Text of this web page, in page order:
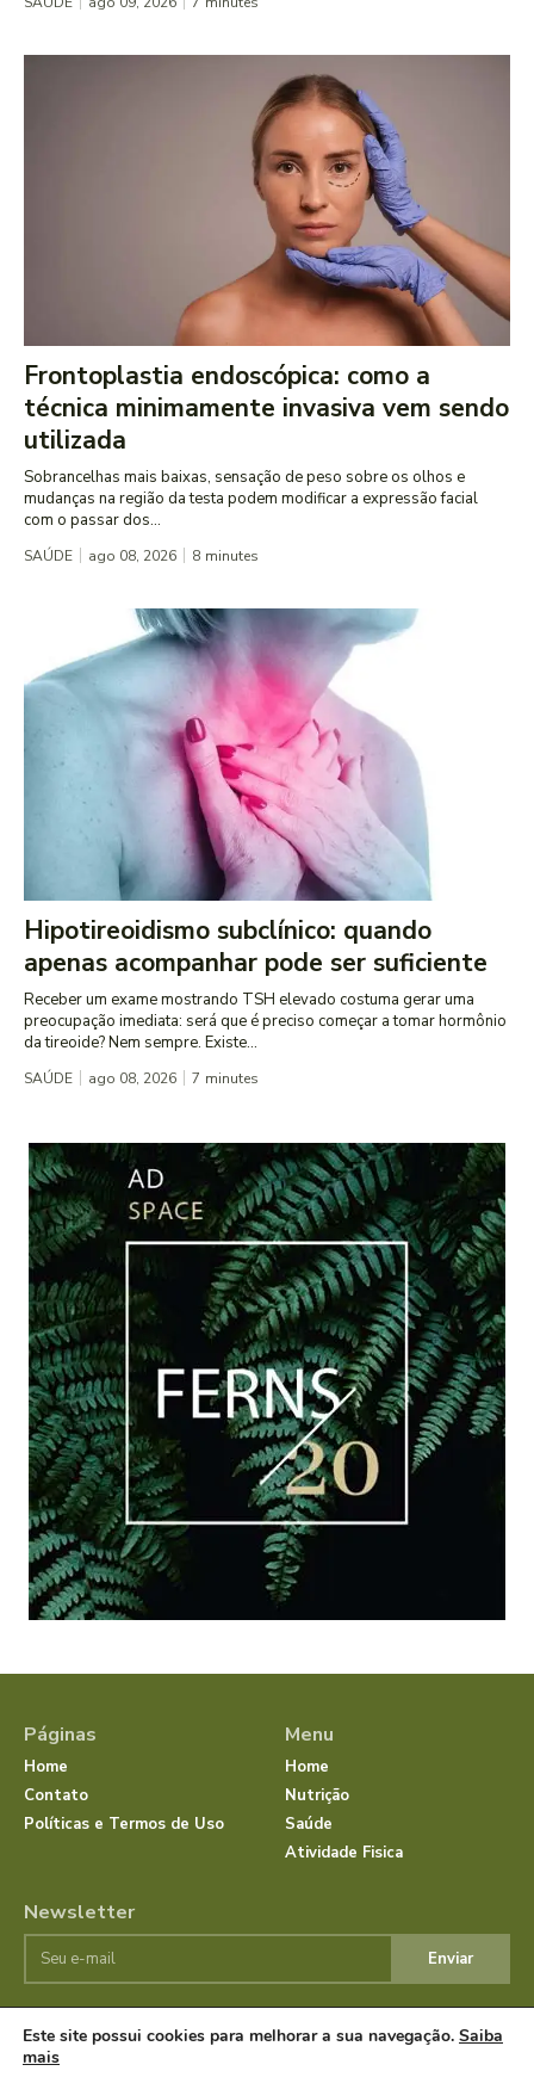
Frontoplastia endoscópica: como a
técnica minimamente invasiva vem sendo
utilizada
Sobrancelhas mais baixas, sensação de peso sobre os olhos e
mudanças na região da testa podem modificar a expressão facial
com o passar dos...
SAÚDE ago 08, 2026 8 minutes
Hipotireoidismo subclínico: quando
apenas acompanhar pode ser suficiente
Receber um exame mostrando TSH elevado costuma gerar uma
preocupação imediata: será que é preciso começar a tomar hormônio
da tireoide? Nem sempre. Existe...
SAÚDE ago 08, 2026 7 minutes
Páginas
Home
Contato
Políticas e Termos de Uso
Menu
Home
Nutrição
Saúde
Atividade Fisica
Newsletter
Enviar
© JornalSaudeBemEstar.Com.Br 2025 Todos os direitos
reservados.
Este site possui cookies para melhorar a sua navegação. Saiba
mais